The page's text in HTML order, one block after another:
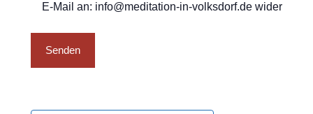
E-Mail an: info@meditation-in-volksdorf.de widerrufen.